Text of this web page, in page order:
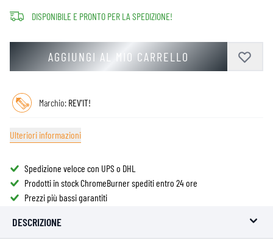
DISPONIBILE E PRONTO PER LA SPEDIZIONE!
AGGIUNGI AL MIO CARRELLO
Marchio: REV'IT!
Ulteriori informazioni
Spedizione veloce con UPS o DHL
Prodotti in stock ChromeBurner spediti entro 24 ore
Prezzi più bassi garantiti
DESCRIZIONE